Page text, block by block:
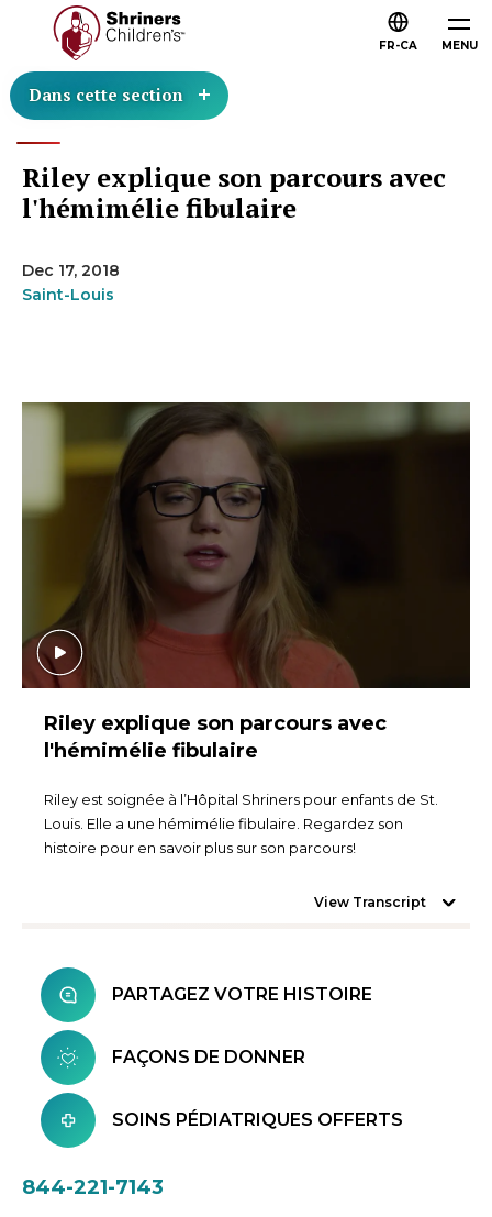
MENU
FR-CA
Dans cette section
Riley explique son parcours avec
l'hémimélie fibulaire
Dec 17, 2018
Saint-Louis
Riley explique son parcours avec
l'hémimélie fibulaire
Riley est soignée à l’Hôpital Shriners pour enfants de St.
Louis. Elle a une hémimélie fibulaire. Regardez son
histoire pour en savoir plus sur son parcours!
View Transcript
PARTAGEZ VOTRE HISTOIRE
FAÇONS DE DONNER
SOINS PÉDIATRIQUES OFFERTS
844-221-7143